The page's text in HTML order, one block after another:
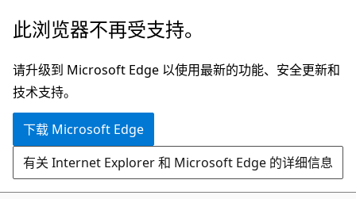
跳
主
要
内
此浏览器不再受支持。
请升级到 Microsoft Edge 以使用最新的功能、安全更新和
技术支持。
下载 Microsoft Edge
有关 Internet Explorer 和 Microsoft Edge 的详细信息